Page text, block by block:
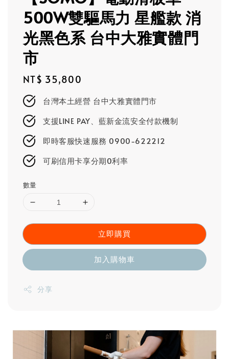
500W雙驅馬力 星艦款 消
光黑色系 台中大雅實體門
市
Regular
price
NT$ 35,800
台灣本土經營 台中大雅實體門市
支援LINE PAY、藍新金流安全付款機制
即時客服快速服務 0900-622212
可刷信用卡享分期0利率
數量
立即購買
加入購物車
分享